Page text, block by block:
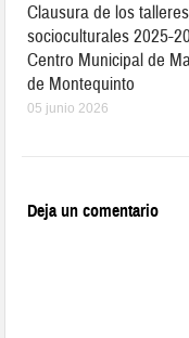
Clausura de los talleres
socioculturales 2025-
Centro Municipal de
de Montequinto
05 junio 2026
Deja un comentario